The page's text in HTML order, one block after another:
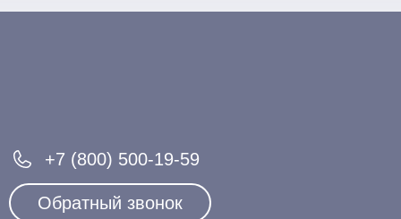
+7 (800) 500-19-59
Обратный звонок